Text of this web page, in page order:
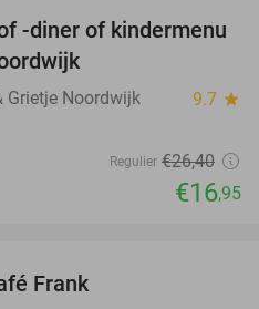
36%
-diner of kindermenu
Grietje Noordwijk 9.7 star
Regulier €26,40
€16,95
Frank